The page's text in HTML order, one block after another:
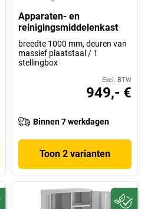
Apparaten- en
reinigingsmiddelenkast
breedte 1000 mm, deuren van
massief plaatstaal / 1
stellingbox
Excl. BTW
949,- €
Binnen 7 werkdagen
Toon 2 varianten